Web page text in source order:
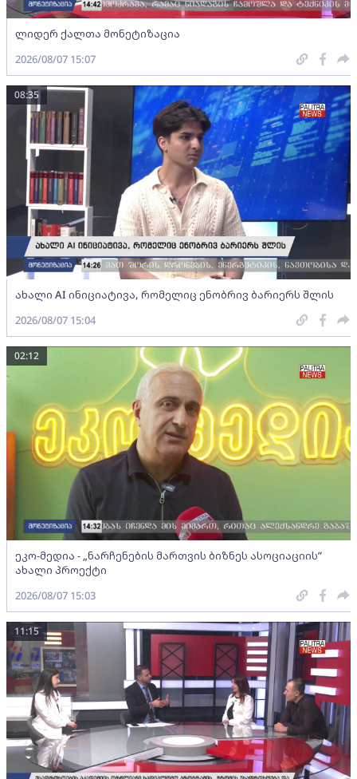
ლიდერ ქალთა მონეტიზაცია
2026/08/07 15:07
ახალი AI ინიციატივა, რომელიც ენობრივ ბარიერს შლის
08:35
2026/08/07 15:04
ეკო-მედია - „ნარჩენების მართვის ბიზნეს ასოციაციის”
ახალი პროექტი
02:12
2026/08/07 15:03
11:15